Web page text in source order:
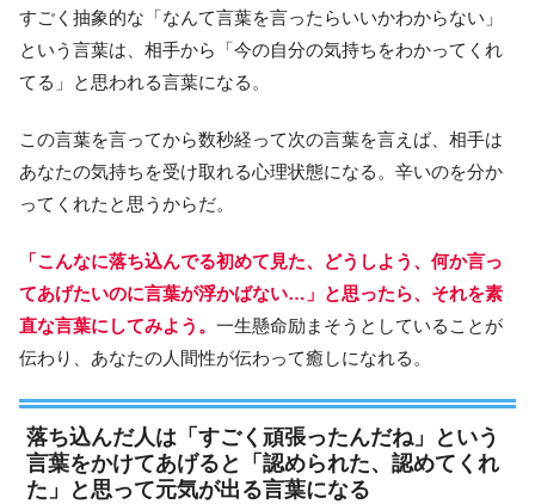
すごく抽象的な「なんて言葉を言ったらいいかわからない」
という言葉は、相手から「今の自分の気持ちをわかってくれ
てる」と思われる言葉になる。
この言葉を言ってから数秒経って次の言葉を言えば、相手は
あなたの気持ちを受け取れる心理状態になる。辛いのを分か
ってくれたと思うからだ。
「こんなに落ち込んでる初めて見た、どうしよう、何か言っ
てあげたいのに言葉が浮かばない…」と思ったら、それを素
直な言葉にしてみよう。 一生懸命励まそうとしていることが
伝わり、あなたの人間性が伝わって癒しになれる。
落ち込んだ人は「すごく頑張ったんだね」という
言葉をかけてあげると「認められた、認めてくれ
た」と思って元気が出る言葉になる